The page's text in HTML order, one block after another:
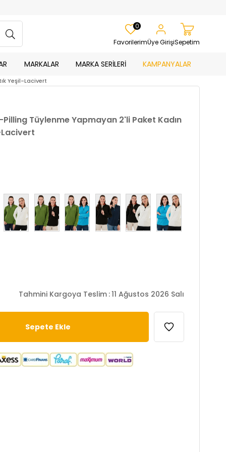
Favorilerim
0
Üye GirişiSepetim
MARKALAR MARKA SERİLERİ KAMPANYALAR
Yeşil-Lacivert
Tüylenme Yapmayan 2'li Paket Kadın
Lacivert
Tahmini Kargoya Teslim :11 Ağustos 2026 Salı